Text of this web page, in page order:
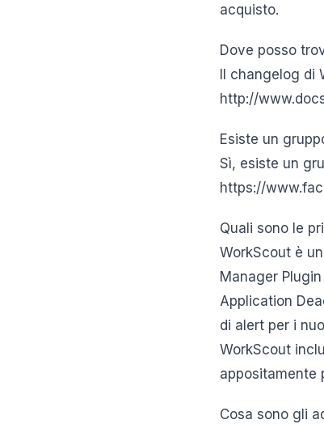
acquisto.
Dove posso
Il changelog di
http://
Esiste un
Sì, esiste un
https://
Quali sono le
WorkScout è
Manager
Application
di alert per i
WorkScout
appositamente
Cosa sono gli